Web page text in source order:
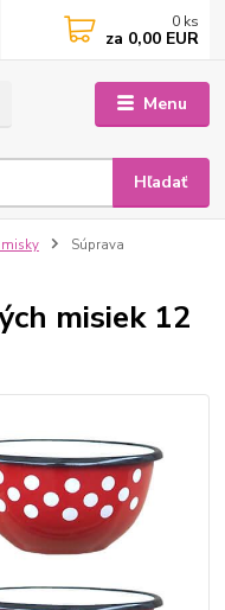
Menu
Hľadať
0 ks
za 0,00 EUR
Súprava
misiek 12